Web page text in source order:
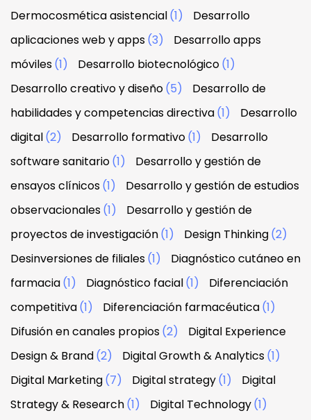
Dermocosmética asistencial(1)
Desarrollo
aplicaciones web y apps(3)
Desarrollo apps
móviles(1) Desarrollo biotecnológico(1)
Desarrollo creativo y diseño(5)
Desarrollo de
habilidades y competencias directiva(1)
Desarrollo
digital(2) Desarrollo formativo(1)
Desarrollo
software sanitario(1)
Desarrollo y gestión de
ensayos clínicos(1)
Desarrollo y gestión de estudios
observacionales(1)
Desarrollo y gestión de
proyectos de investigación(1) Design Thinking(2)
Desinversiones de filiales(1)
Diagnóstico cutáneo en
farmacia(1) Diagnóstico facial(1)
Diferenciación
competitiva(1) Diferenciación farmacéutica(1)
Difusión en canales propios(2)
Digital Experience
Design & Brand(2) Digital Growth & Analytics(1)
Digital Marketing(7) Digital strategy(1)
Digital
Strategy & Research(1) Digital Technology(1)